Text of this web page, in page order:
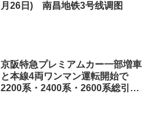
月26日) 南昌地铁3号线调图
京阪特急プレミアムカー一部増車
と本線4両ワンマン運転開始で
2200系・2400系・2600系総引退